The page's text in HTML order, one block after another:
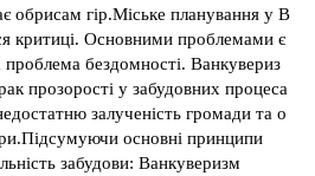
обрисам гір.Міське планування у В
критиці. Основними проблемами є
проблема бездомності. Ванкувериз
прозорості у забудовних процеса
залученість громади та о
основні принципи
забудови: Ванкуверизм